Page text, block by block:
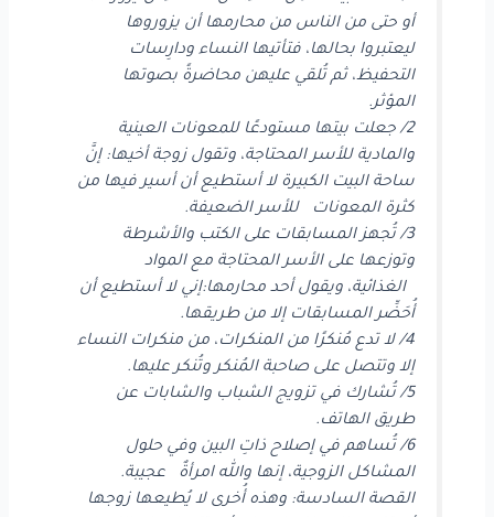
أو حتى من الناس من محارمها أن يزوروها
ليعتبروا بحالها، فتأتيها النساء ودارِسات
التحفيظ، ثم تُلقي عليهن محاضرةً بصوتها
المؤثر.
2/ جعلت بيتها مستودعًا للمعونات العينية
والمادية للأسر المحتاجة، وتقول زوجة أخيها: إنَّ
ساحة البيت الكبيرة لا أستطيع أن أسير فيها من
كثرة المعونات للأسر الضعيفة.
3/ تُجهز المسابقات على الكتب والأشرطة
وتوزعها على الأسر المحتاجة مع المواد
الغذائية، ويقول أحد محارمها:إني لا أستطيع أن
أُحَضِّر المسابقات إلا من طريقها.
4/ لا تدع مُنكرًا من المنكرات، من منكرات النساء
إلا وتتصل على صاحبة المُنكر وتُنكر عليها.
5/ تُشارك في تزويج الشباب والشابات عن
طريق الهاتف.
6/ تُساهم في إصلاح ذاتِ البين وفي حلول
المشاكل الزوجية، إنها والله امرأةٌ عجيبة.
القصة السادسة: وهذه أُخرى لا يُطيعها زوجها